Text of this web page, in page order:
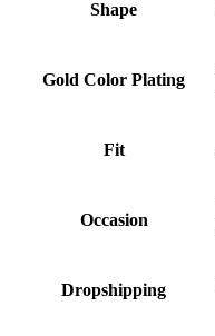
Shape
Gold Color Plating
Fit
Occasion
Dropshipping